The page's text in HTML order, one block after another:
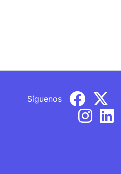
Síguenos